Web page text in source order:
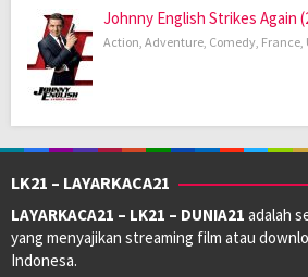
Johnny English Strikes Again
Action Adventure Comedy France
LK21 – LAYARKACA21
LAYARKACA21 – LK21 – DUNIA21 adalah
yang menyajikan streaming film atau
Indonesa.